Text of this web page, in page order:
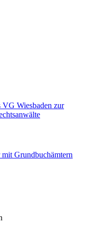
VG Wiesbaden zur
Grundbuchämtern